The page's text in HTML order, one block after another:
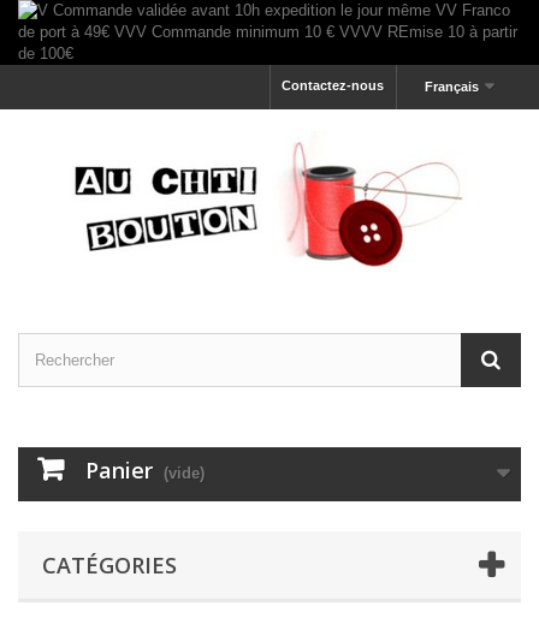
Français
Contactez-nous
Panier (vide)
CATÉGORIES